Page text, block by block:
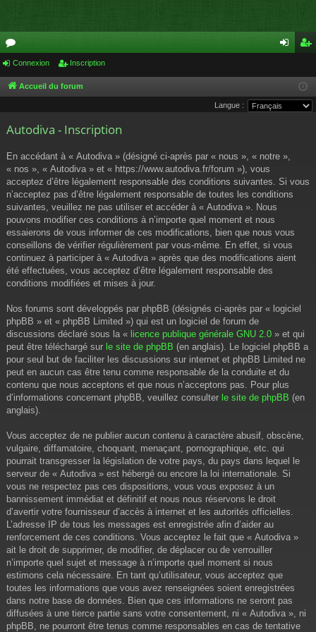
or
u
s
cri
pti
Connexion Inscription
Accueil du forum
Langue :
Autodiva - Inscription
En accédant à « Autodiva » (désigné ci-après par « nous », « notre »,
« nos », « Autodiva » et « https://www.autodiva.fr/forum »), vous
acceptez d’être légalement responsable des conditions suivantes. Si vous
n’acceptez pas d’être légalement responsable de toutes les conditions
suivantes, veuillez ne pas utiliser et accéder à « Autodiva ». Nous
pouvons modifier ces conditions à n’importe quel moment et nous
essaierons de vous informer de ces modifications, bien que nous vous
conseillons de vérifier régulièrement par vous-même. En effet, si vous
continuez à participer à « Autodiva » après que des modifications aient
été effectuées, vous acceptez d’être légalement responsable des
conditions modifiées et mises à jour.
Nos forums sont développés par phpBB (désignés ci-après par « logiciel
phpBB » et « phpBB Limited ») qui est un logiciel de forum de
discussions déclaré sous la « licence publique générale GNU 2.0 » et qui
peut être téléchargé sur le site de phpBB (en anglais). Le logiciel phpBB a
pour seul but de faciliter les discussions sur internet et phpBB Limited ne
peut en aucun cas être tenu comme responsable de la conduite et du
contenu que nous acceptons et que nous n’acceptons pas. Pour plus
d’informations concernant phpBB, veuillez consulter le site de phpBB (en
anglais).
Vous acceptez de ne publier aucun contenu à caractère abusif, obscène,
vulgaire, diffamatoire, choquant, menaçant, pornographique, etc. qui
pourrait transgresser la législation de votre pays, du pays dans lequel le
serveur de « Autodiva » est hébergé ou encore la loi internationale. Si
vous ne respectez pas ces dispositions, vous vous exposez à un
bannissement immédiat et définitif et nous nous réservons le droit
d’avertir votre fournisseur d’accès à internet et les autorités officielles.
L’adresse IP de tous les messages est enregistrée afin d’aider au
renforcement de ces conditions. Vous acceptez le fait que « Autodiva »
ait le droit de supprimer, de modifier, de déplacer ou de verrouiller
n’importe quel sujet et message à n’importe quel moment si nous
estimons cela nécessaire. En tant qu’utilisateur, vous acceptez que
toutes les informations que vous avez renseignées soient enregistrées
dans notre base de données. Bien que ces informations ne seront pas
diffusées à une tierce partie sans votre consentement, ni « Autodiva », ni
phpBB, ne pourront être tenus comme responsables en cas de tentative